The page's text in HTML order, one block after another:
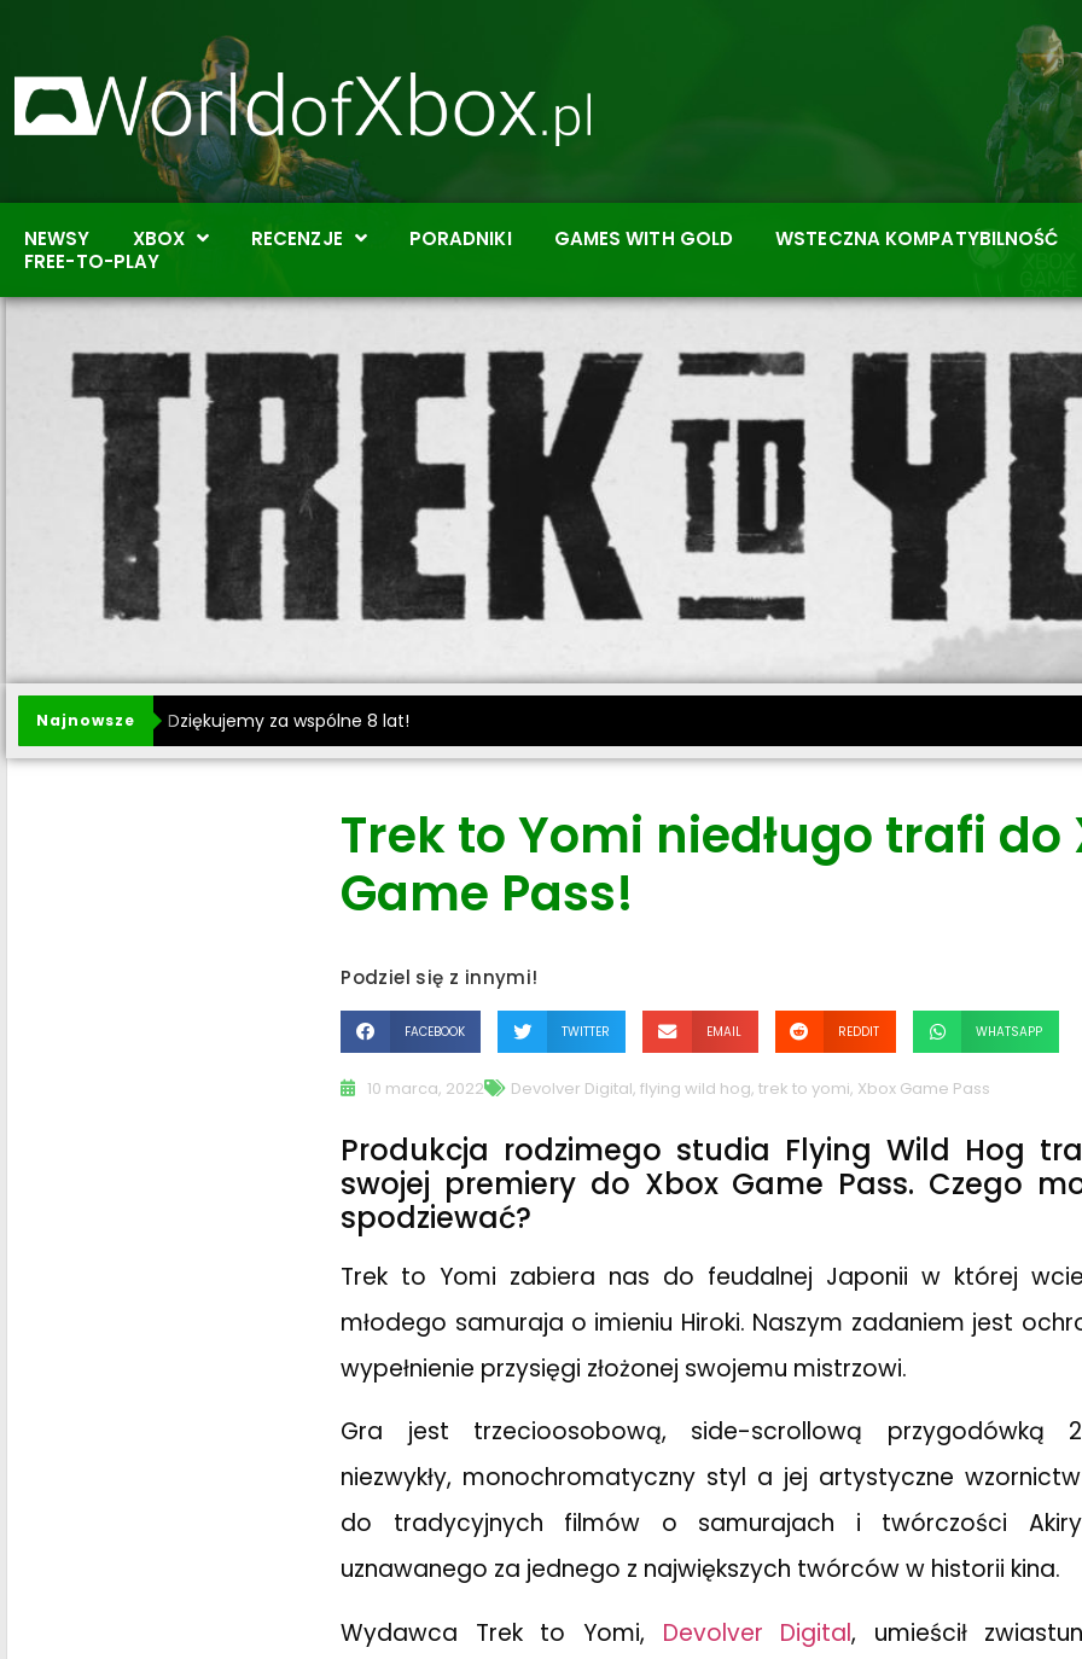
NEWSY XBOX RECENZJE PORADNIKI GAMES WITH GOLD
WSTECZNA KOMPATYBILNOŚĆ
FREE-TO-PLAY
Najnowsze Dziękujemy za wspólne 8 lat!
Trek to Yomi niedługo trafi do
Game Pass!
Podziel się z innymi!
FACEBOOK TWITTER EMAIL REDDIT WHATSAPP
10 marca, 2022 Devolver Digital,flying wild hog,trek to yomi, Xbox Game Pass
Produkcja rodzimego studia Flying Wild Hog
swojej premiery do Xbox Game Pass. Czego
spodziewać?
Trek to Yomi zabiera nas do feudalnej Japonii w której
młodego samuraja o imieniu Hiroki. Naszym zadaniem jest
wypełnienie przysięgi złożonej swojemu mistrzowi.
Gra jest trzecioosobową, side-scrollową przygodówką
niezwykły, monochromatyczny styl a jej artystyczne
do tradycyjnych filmów o samurajach i twórczości Akiry
uznawanego za jednego z największych twórców w historii kina.
Wydawca Trek to Yomi, Devolver Digital, umieścił